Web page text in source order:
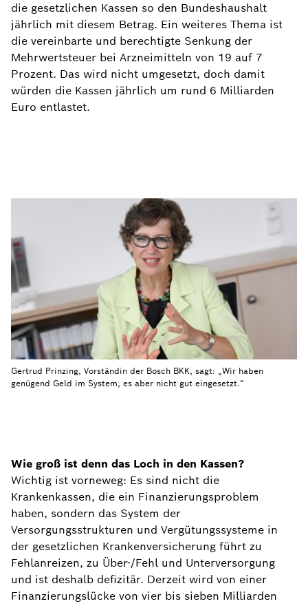
die gesetzlichen Kassen so den Bundeshaushalt
jährlich mit diesem Betrag. Ein weiteres Thema ist
die vereinbarte und berechtigte Senkung der
Mehrwertsteuer bei Arzneimitteln von 19 auf 7
Prozent. Das wird nicht umgesetzt, doch damit
würden die Kassen jährlich um rund 6 Milliarden
Euro entlastet.
Gertrud Prinzing, Vorständin der Bosch BKK, sagt: „Wir haben
genügend Geld im System, es aber nicht gut eingesetzt.“
Wie groß ist denn das Loch in den Kassen?
Wichtig ist vorneweg: Es sind nicht die
Krankenkassen, die ein Finanzierungsproblem
haben, sondern das System der
Versorgungsstrukturen und Vergütungssysteme in
der gesetzlichen Krankenversicherung führt zu
Fehlanreizen, zu Über-/Fehl und Unterversorgung
und ist deshalb defizitär. Derzeit wird von einer
Finanzierungslücke von vier bis sieben Milliarden